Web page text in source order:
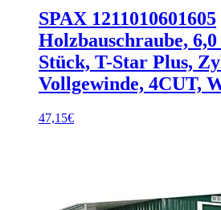
SPAX 1211010601605
Holzbauschraube,
Stück, T-Star Plus,
Vollgewinde, 4CUT,
47,15€